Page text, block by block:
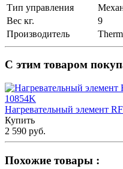
Тип управления
Вес кг.
9
Производитель
С этим товаром
Нагревательный элемент
Купить
2 590 руб.
Похожие товары :